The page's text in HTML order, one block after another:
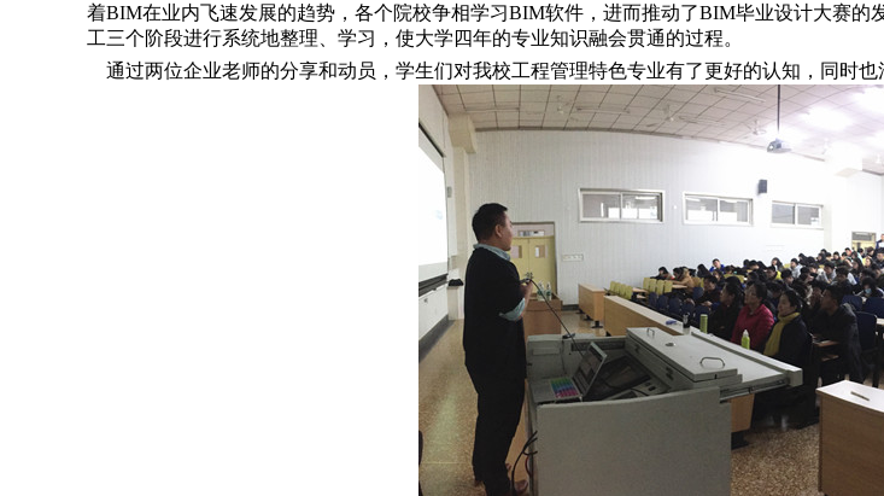
着BIM在业内飞速发展的趋势，各个院校争相学习BIM软件，进而推动了BIM毕业设计大赛
工三个阶段进行系统地整理、学习，使大学四年的专业知识融会贯通的过程。
通过两位企业老师的分享和动员，学生们对我校工程管理特色专业有了更好的认知，同时